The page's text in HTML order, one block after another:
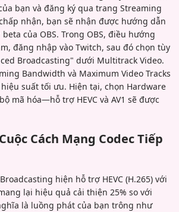
bạn và đăng ký qua trang Streaming
nhận, bạn sẽ nhận được hướng dẫn
của OBS. Trong OBS, điều hướng
đăng nhập vào Twitch, sau đó chọn tùy
Broadcasting" dưới Multitrack Video.
Bandwidth và Maximum Video Tracks
suất tối ưu. Hiện tại, chọn Hardware
mã hóa—hỗ trợ HEVC và AV1 sẽ được
Cách Mạng Codec Tiếp
hiện hỗ trợ HEVC (H.265) với
lại hiệu quả cải thiện 25% so với
là luồng phát của bạn trông như